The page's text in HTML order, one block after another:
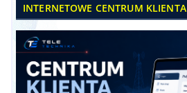
INTERNETOWE CENTRUM KLIENTA